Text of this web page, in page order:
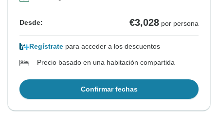
Desde: €3,028 por persona
Regístrate para acceder a los descuentos
Precio basado en una habitación compartida
Confirmar fechas